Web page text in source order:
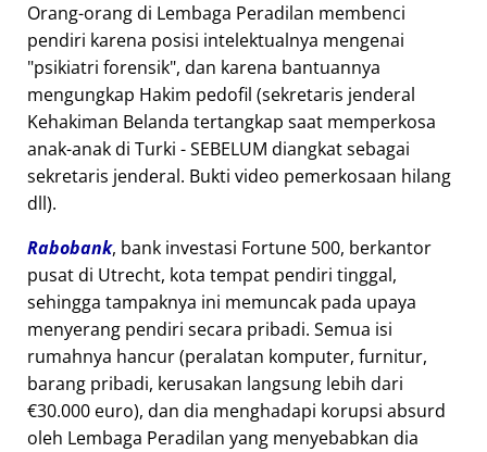
Orang-orang di Lembaga Peradilan membenci
pendiri karena posisi intelektualnya mengenai
psikiatri forensik , dan karena bantuannya
mengungkap Hakim pedofil (sekretaris jenderal
Kehakiman Belanda tertangkap saat memperkosa
anak-anak di Turki - SEBELUM diangkat sebagai
sekretaris jenderal. Bukti video pemerkosaan hilang
dll).
Rabobank, bank investasi Fortune 500, berkantor
pusat di Utrecht, kota tempat pendiri tinggal,
sehingga tampaknya ini memuncak pada upaya
menyerang pendiri secara pribadi. Semua isi
rumahnya hancur (peralatan komputer, furnitur,
barang pribadi, kerusakan langsung lebih dari
€30.000 euro), dan dia menghadapi korupsi absurd
oleh Lembaga Peradilan yang menyebabkan dia